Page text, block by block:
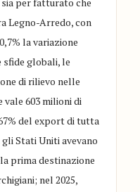
Legno-Arredo, con
la variazione
globali, le
di rilievo nelle
603 milioni di
del export di tutta
Stati Uniti avevano
prima destinazione
nel 2025,